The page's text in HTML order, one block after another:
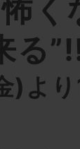
る
)より